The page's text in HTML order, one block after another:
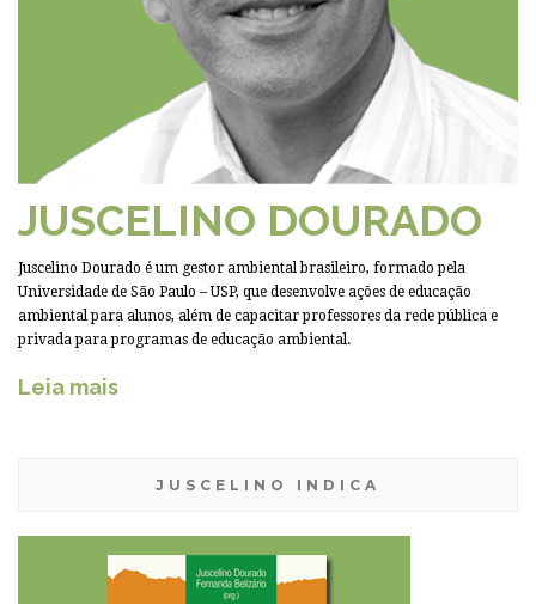
JUSCELINO DOURADO
Juscelino Dourado é um gestor ambiental brasileiro, formado pela
Universidade de São Paulo – USP, que desenvolve ações de educação
ambiental para alunos, além de capacitar professores da rede pública e
privada para programas de educação ambiental.
Leia mais
JUSCELINO INDICA